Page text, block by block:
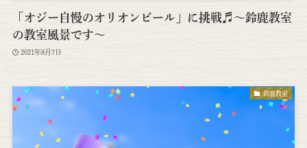
「オジー自慢のオリオンビール」に挑戦♬～鈴鹿教室
の教室風景です～
2021年8月7日
鈴鹿教室